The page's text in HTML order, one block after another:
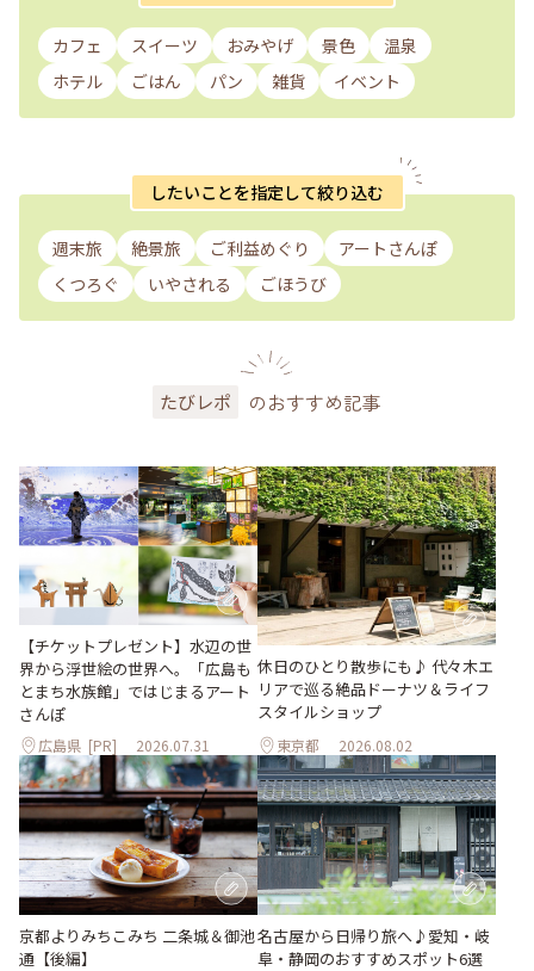
カフェ スイーツ おみやげ 景色
温泉
ホテル
ごはん パン 雑貨 イベント
したいことを指定して絞り込む
週末旅 絶景旅 ご利益めぐり
アートさんぽ
くつろぐ
いやされる ごほうび
たびレポ のおすすめ記事
【チケットプレゼント】水辺の世
界から浮世絵の世界へ。「広島も
とまち水族館」ではじまるアート
さんぽ
広島県 [PR] 2026.07.31
休日のひとり散歩にも♪ 代々木エ
リアで巡る絶品ドーナツ＆ライフ
スタイルショップ
東京都 2026.08.02
京都よりみちこみち 二条城＆御池
通【後編】
名古屋から日帰り旅へ♪愛知・岐
阜・静岡のおすすめスポット6選